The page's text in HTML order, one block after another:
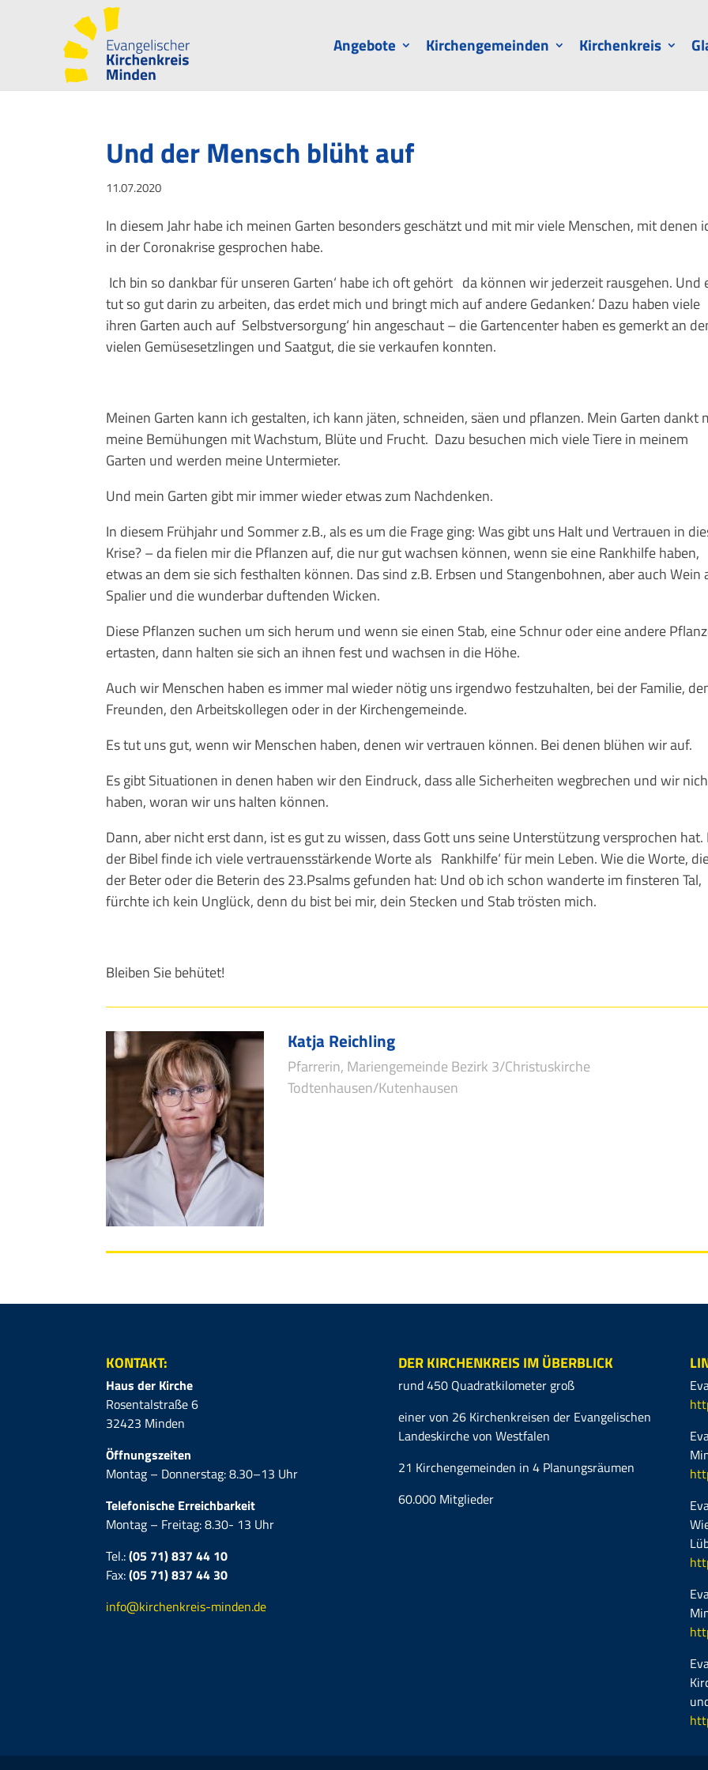
Angebote Kirchengemeinden Kirchenkreis
Und der Mensch blüht auf
11.07.2020
In diesem Jahr habe ich meinen Garten besonders geschätzt und mit mir viele Menschen, mit denen
in der Coronakrise gesprochen habe.
‚Ich bin so dankbar für unseren Garten‘ habe ich oft gehört ‚ da können wir jederzeit rausgehen. Und
tut so gut darin zu arbeiten, das erdet mich und bringt mich auf andere Gedanken.‘ Dazu haben viele
ihren Garten auch auf ‚Selbstversorgung‘ hin angeschaut – die Gartencenter haben es gemerkt an
vielen Gemüsesetzlingen und Saatgut, die sie verkaufen konnten.
Meinen Garten kann ich gestalten, ich kann jäten, schneiden, säen und pflanzen. Mein Garten dankt
meine Bemühungen mit Wachstum, Blüte und Frucht. Dazu besuchen mich viele Tiere in meinem
Garten und werden meine Untermieter.
Und mein Garten gibt mir immer wieder etwas zum Nachdenken.
In diesem Frühjahr und Sommer z.B., als es um die Frage ging: Was gibt uns Halt und Vertrauen in
Krise? – da fielen mir die Pflanzen auf, die nur gut wachsen können, wenn sie eine Rankhilfe haben,
etwas an dem sie sich festhalten können. Das sind z.B. Erbsen und Stangenbohnen, aber auch Wein
Spalier und die wunderbar duftenden Wicken.
Diese Pflanzen suchen um sich herum und wenn sie einen Stab, eine Schnur oder eine andere
ertasten, dann halten sie sich an ihnen fest und wachsen in die Höhe.
Auch wir Menschen haben es immer mal wieder nötig uns irgendwo festzuhalten, bei der Familie,
Freunden, den Arbeitskollegen oder in der Kirchengemeinde.
Es tut uns gut, wenn wir Menschen haben, denen wir vertrauen können. Bei denen blühen wir auf.
Es gibt Situationen in denen haben wir den Eindruck, dass alle Sicherheiten wegbrechen und wir
haben, woran wir uns halten können.
Dann, aber nicht erst dann, ist es gut zu wissen, dass Gott uns seine Unterstützung versprochen hat.
der Bibel finde ich viele vertrauensstärkende Worte als ‚Rankhilfe‘ für mein Leben. Wie die Worte,
der Beter oder die Beterin des 23.Psalms gefunden hat: Und ob ich schon wanderte im finsteren Tal,
fürchte ich kein Unglück, denn du bist bei mir, dein Stecken und Stab trösten mich.
Bleiben Sie behütet!
Katja Reichling
Pfarrerin, Mariengemeinde Bezirk 3/Christuskirche
Todtenhausen/Kutenhausen
KONTAKT:
Haus der Kirche
Rosentalstraße 6
32423 Minden
Öffnungszeiten
Montag – Donnerstag: 8.30–13 Uhr
Telefonische Erreichbarkeit
Montag – Freitag: 8.30- 13 Uhr
Tel.:(05 71) 837 44 10
Fax:(05 71)837 44 30
info@kirchenkreis-minden.de
DER KIRCHENKREIS IM ÜBERBLICK
rund 450 Quadratkilometer groß
einer von 26 Kirchenkreisen der Evangelischen
Landeskirche von Westfalen
21 Kirchengemeinden in 4 Planungsräumen
60.000 Mitglieder